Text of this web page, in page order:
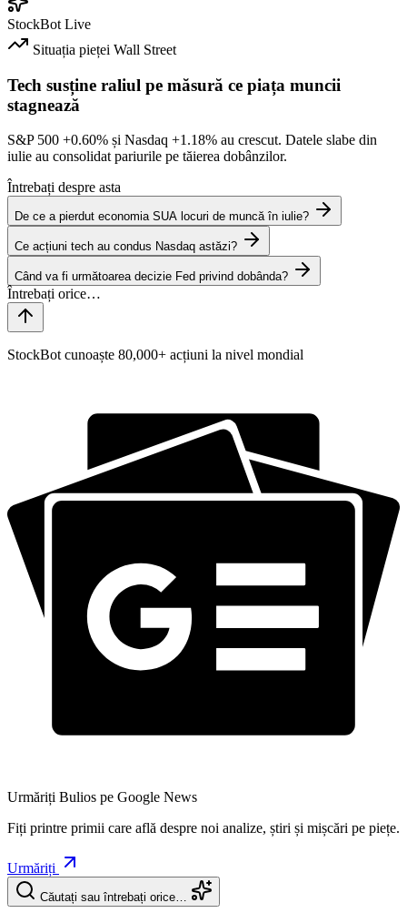
StockBot Live
Situația pieței Wall Street
Tech susține raliul pe măsură ce piața muncii
stagnează
S&P 500 +0.60% și Nasdaq +1.18% au crescut. Datele slabe din
iulie au consolidat pariurile pe tăierea dobânzilor.
Întrebați despre asta
De ce a pierdut economia SUA locuri de muncă în iulie?
Ce acțiuni tech au condus Nasdaq astăzi?
Când va fi următoarea decizie Fed privind dobânda?
StockBot cunoaște 80,000+ acțiuni la nivel mondial
Urmăriți Bulios pe Google News
Fiți printre primii care află despre noi analize, știri și mișcări pe piețe.
Urmăriți
Căutați sau întrebați orice…